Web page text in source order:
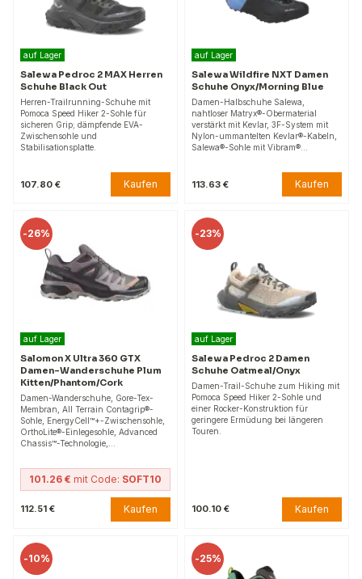
auf Lager
Salewa Pedroc 2 MAX Herren
Schuhe Black Out
Herren-Trailrunning-Schuhe mit
Pomoca Speed Hiker 2-Sohle für
sicheren Grip; dämpfende EVA-
Zwischensohle und
Stabilisationsplatte.
107.80 € Kaufen
auf Lager
Salewa Wildfire NXT Damen
Schuhe Onyx/Morning Blue
Damen-Halbschuhe Salewa,
nahtloser Matryx®-Obermaterial
verstärkt mit Kevlar, 3F-System mit
Nylon-ummantelten Kevlar®-Kabeln,
Salewa®-Sohle mit Vibram®…
113.63 € Kaufen
-26%
auf Lager
Salomon X Ultra 360 GTX
Damen-Wanderschuhe Plum
Kitten/Phantom/Cork
Damen-Wanderschuhe, Gore-Tex-
Membran, All Terrain Contagrip®-
Sohle, EnergyCell™+-Zwischensohle,
OrthoLite®-Einlegesohle, Advanced
Chassis™-Technologie,…
101.26 € mit Code: SOFT10
112.51 € Kaufen
-23%
auf Lager
Salewa Pedroc 2 Damen
Schuhe Oatmeal/Onyx
Damen-Trail-Schuhe zum Hiking mit
Pomoca Speed Hiker 2-Sohle und
einer Rocker-Konstruktion für
geringere Ermüdung bei längeren
Touren.
100.10 € Kaufen
-10% -25%